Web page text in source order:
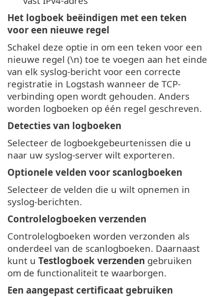
Het logboek beëindigen met een teken
voor een nieuwe regel
Schakel deze optie in om een teken voor een
nieuwe regel (\n) toe te voegen aan het einde
van elk syslog-bericht voor een correcte
registratie in Logstash wanneer de TCP-
verbinding open wordt gehouden. Anders
worden logboeken op één regel geschreven.
Detecties van logboeken
Selecteer de logboekgebeurtenissen die u
naar uw syslog-server wilt exporteren.
Optionele velden voor scanlogboeken
Selecteer de velden die u wilt opnemen in
syslog-berichten.
Controlelogboeken verzenden
Controlelogboeken worden verzonden als
onderdeel van de scanlogboeken. Daarnaast
kunt u Testlogboek verzenden gebruiken
om de functionaliteit te waarborgen.
Een aangepast certificaat gebruiken